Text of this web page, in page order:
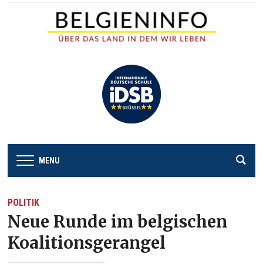
MENU
POLITIK
Neue Runde im belgischen
Koalitionsgerangel